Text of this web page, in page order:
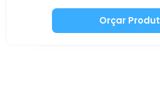
Orçar